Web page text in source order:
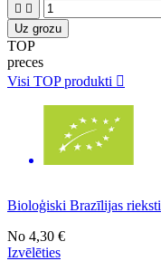
 
Uz grozu
TOP
preces
Visi TOP produkti 
Bioloģiski Brazīlijas rieksti
No 4,30 €
Izvēlēties